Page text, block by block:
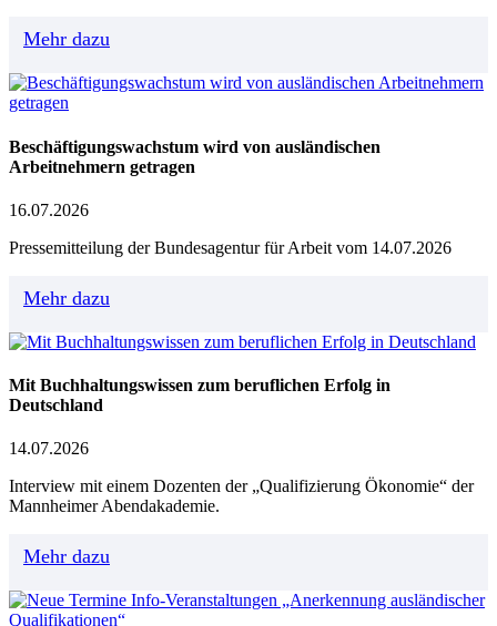
Mehr dazu
Beschäftigungswachstum wird von ausländischen
Arbeitnehmern getragen
16.07.2026
Pressemitteilung der Bundesagentur für Arbeit vom 14.07.2026
Mehr dazu
Mit Buchhaltungswissen zum beruflichen Erfolg in
Deutschland
14.07.2026
Interview mit einem Dozenten der „Qualifizierung Ökonomie“ der
Mannheimer Abendakademie.
Mehr dazu